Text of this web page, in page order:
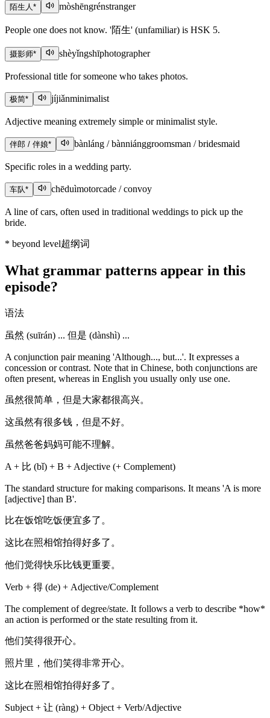
陌生人* mòshēngrénstranger
People one does not know. '陌生' (unfamiliar) is HSK 5.
摄影师* shèyǐngshīphotographer
Professional title for someone who takes photos.
极简* jíjiǎnminimalist
Adjective meaning extremely simple or minimalist style.
伴郎 / 伴娘* bànláng / bànniánggroomsman / bridesmaid
Specific roles in a wedding party.
车队* chēduìmotorcade / convoy
A line of cars, often used in traditional weddings to pick up the
bride.
* beyond level超纲词
What grammar patterns appear in this
episode?
语法
虽然 (suīrán) ... 但是 (dànshì) ...
A conjunction pair meaning 'Although..., but...'. It expresses a
concession or contrast. Note that in Chinese, both conjunctions are
often present, whereas in English you usually only use one.
虽然很简单，但是大家都很高兴。
这虽然有很多钱，但是不好。
虽然爸爸妈妈可能不理解。
A + 比 (bǐ) + B + Adjective (+ Complement)
The standard structure for making comparisons. It means 'A is more
[adjective] than B'.
比在饭馆吃饭便宜多了。
这比在照相馆拍得好多了。
他们觉得快乐比钱更重要。
Verb + 得 (de) + Adjective/Complement
The complement of degree/state. It follows a verb to describe *how*
an action is performed or the state resulting from it.
他们笑得很开心。
照片里，他们笑得非常开心。
这比在照相馆拍得好多了。
Subject + 让 (ràng) + Object + Verb/Adjective